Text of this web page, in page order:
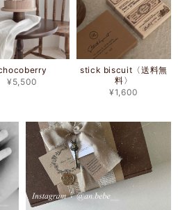
¥5,500
stick biscuit〈送料無
料〉
¥1,600